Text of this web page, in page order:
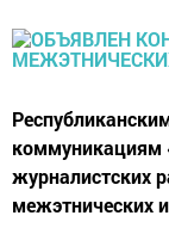
коммуникациям
журналистских
межэтнических